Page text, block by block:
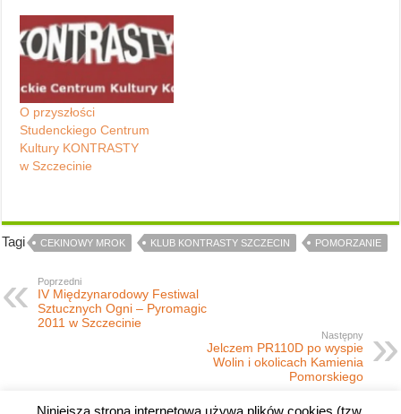
O przyszłości
Studenckiego Centrum
Kultury KONTRASTY
w Szczecinie
Tagi CEKINOWY MROK KLUB KONTRASTY SZCZECIN POMORZANIE
Poprzedni
IV Międzynarodowy Festiwal
Sztucznych Ogni – Pyromagic
2011 w Szczecinie
Następny
Jelczem PR110D po wyspie
Wolin i okolicach Kamienia
Pomorskiego
Niniejsza strona internetowa używa plików cookies (tzw.